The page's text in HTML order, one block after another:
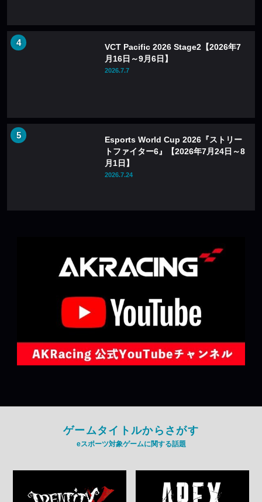
VCT Pacific 2026 Stage2【2026年7
月16日～9月6日】
2026.7.7
Esports World Cup 2026『ストリー
トファイター6』【2026年7月24日～8
月1日】
2026.7.24
ゲームタイトルからさがす
eスポーツ対象ゲームに関する話題